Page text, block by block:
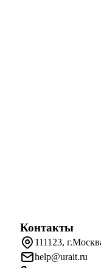
Контакты
111123,
help@urait.ru